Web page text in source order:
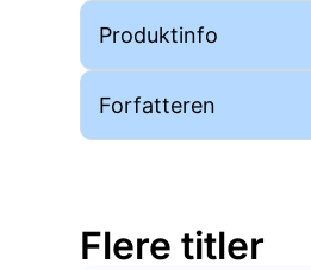
Produktinfo
Forfatteren
Flere titler